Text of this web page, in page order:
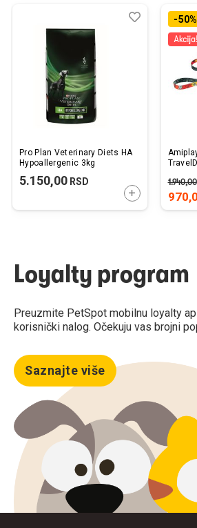
Pro Plan Veterinary Diets HA
Hypoallergenic 3kg
5.150,00 RSD
DODAJTE U
Dodaj
Uporedi-50%
1.940,00
Loyalty program
Preuzmite PetSpot mobilnu loyalty
korisnički nalog. Očekuju vas brojni
Saznajte više